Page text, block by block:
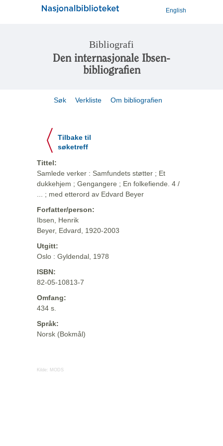
English
Bibliografi
Den internasjonale Ibsen-
bibliografien
Søk Verkliste Om bibliografien
Tilbake til
søketreff
Tittel:
Samlede verker : Samfundets støtter ; Et
dukkehjem ; Gengangere ; En folkefiende. 4 /
... ; med etterord av Edvard Beyer
Forfatter/person:
Ibsen, Henrik
Beyer, Edvard, 1920-2003
Utgitt:
Oslo : Gyldendal, 1978
ISBN:
82-05-10813-7
Omfang:
434 s.
Språk:
Norsk (Bokmål)
Kilde: MODS